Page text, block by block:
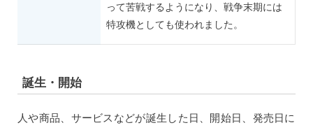
って苦戦するようになり、戦争末期には
特攻機としても使われました。
誕生・開始
人や商品、サービスなどが誕生した日、開始日、発売日に